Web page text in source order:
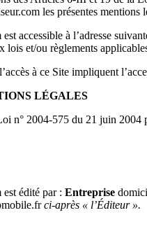
les présentes mentions
accessible à l’adresse
lois et/ou règlements
à ce Site impliquent
LÉGALES
n° 2004-575 du 21 juin 2004
édité par : Entreprise
ci-après « l’Éditeur ».